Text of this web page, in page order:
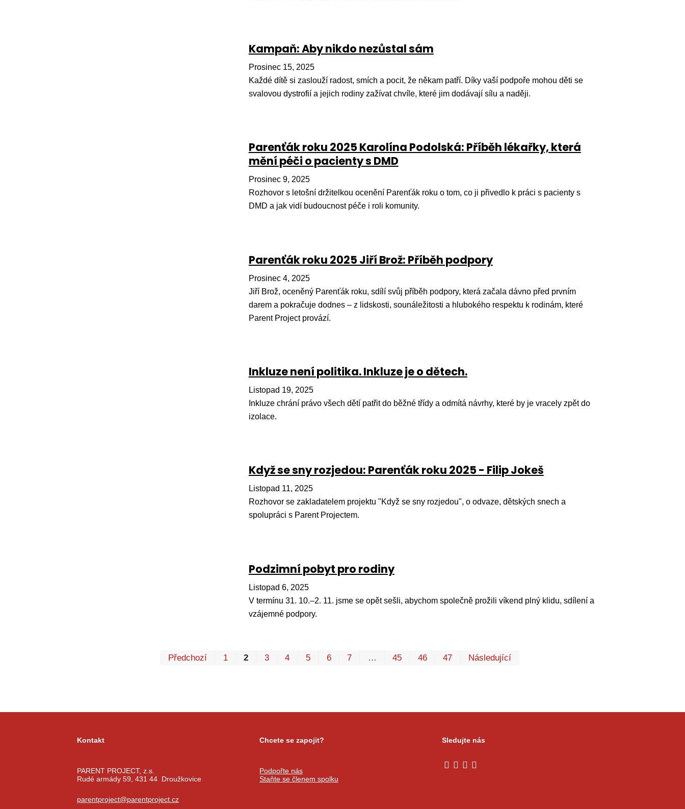
Kampaň: Aby nikdo nezůstal sám
Prosinec 15, 2025
Každé dítě si zaslouží radost, smích a pocit, že někam patří. Díky vaší podpoře mohou děti se
svalovou dystrofií a jejich rodiny zažívat chvíle, které jim dodávají sílu a naději.
Parenťák roku 2025 Karolína Podolská: Příběh lékařky, která
mění péči o pacienty s DMD
Prosinec 9, 2025
Rozhovor s letošní držitelkou ocenění Parenťák roku o tom, co ji přivedlo k práci s pacienty s
DMD a jak vidí budoucnost péče i roli komunity.
Parenťák roku 2025 Jiří Brož: Příběh podpory
Prosinec 4, 2025
Jiří Brož, oceněný Parenťák roku, sdílí svůj příběh podpory, která začala dávno před prvním
darem a pokračuje dodnes – z lidskosti, sounáležitosti a hlubokého respektu k rodinám, které
Parent Project provází.
Inkluze není politika. Inkluze je o dětech.
Listopad 19, 2025
Inkluze chrání právo všech dětí patřit do běžné třídy a odmítá návrhy, které by je vracely zpět do
izolace.
Když se sny rozjedou: Parenťák roku 2025 - Filip Jokeš
Listopad 11, 2025
Rozhovor se zakladatelem projektu "Když se sny rozjedou", o odvaze, dětských snech a
spolupráci s Parent Projectem.
Podzimní pobyt pro rodiny
Listopad 6, 2025
V termínu 31. 10.–2. 11. jsme se opět sešli, abychom společně prožili víkend plný klidu, sdílení a
vzájemné podpory.
Předchozí 1 2 3 4 5 6 7 … 45 46 47 Následující
Kontakt
PARENT PROJECT, z.s.
Rudé armády 59, 431 44 Droužkovice
parentproject@parentproject.cz
Chcete se zapojit?
Podpořte nás
Staňte se členem spolku
Sledujte nás